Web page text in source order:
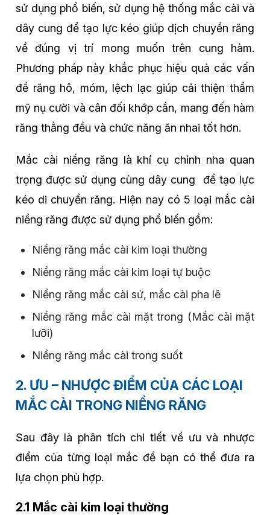
sử dụng phổ biến, sử dụng hệ thống mắc cài và
dây cung để tạo lực kéo giúp dịch chuyển răng
về đúng vị trí mong muốn trên cung hàm.
Phương pháp này khắc phục hiệu quả các vấn
đề răng hô, móm, lệch lạc giúp cải thiện thẩm
mỹ nụ cười và cân đối khớp cắn, mang đến hàm
răng thẳng đều và chức năng ăn nhai tốt hơn.
Mắc cài niềng răng là khí cụ chỉnh nha quan
trọng được sử dụng cùng dây cung để tạo lực
kéo di chuyển răng. Hiện nay có 5 loại mắc cài
niềng răng được sử dụng phổ biến gồm:
Niềng răng mắc cài kim loại thường
Niềng răng mắc cài kim loại tự buộc
Niềng răng mắc cài sứ, mắc cài pha lê
Niềng răng mắc cài mặt trong (Mắc cài mặt
lưỡi)
Niềng răng mắc cài trong suốt
2. ƯU – NHƯỢC ĐIỂM CỦA CÁC LOẠI
MẮC CÀI TRONG NIỀNG RĂNG
Sau đây là phân tích chi tiết về ưu và nhược
điểm của từng loại mắc để bạn có thể đưa ra
lựa chọn phù hợp.
2.1 Mắc cài kim loại thường